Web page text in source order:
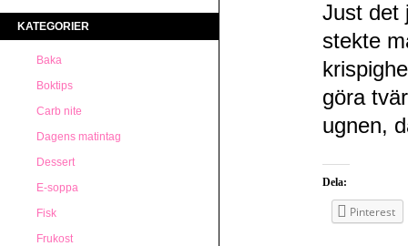
KATEGORIER
Baka
Boktips
Carb nite
Dagens matintag
Dessert
E-soppa
Fisk
Frukost
Just det
stekte
göra
ugnen,
Dela:
Pinterest